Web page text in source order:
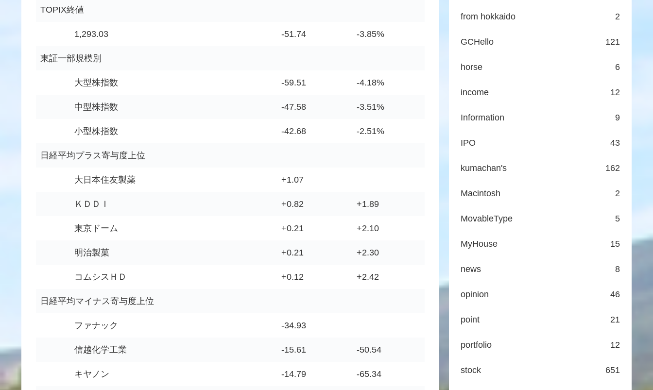
TOPIX終値
1,293.03 -51.74 -3.85%
東証一部規模別
大型株指数 -59.51 -4.18%
中型株指数 -47.58 -3.51%
小型株指数 -42.68 -2.51%
日経平均プラス寄与度上位
大日本住友製薬 +1.07
ＫＤＤＩ +0.82 +1.89
東京ドーム +0.21 +2.10
明治製菓 +0.21 +2.30
コムシスＨＤ +0.12 +2.42
日経平均マイナス寄与度上位
ファナック -34.93
信越化学工業 -15.61 -50.54
キヤノン -14.79 -65.34
from hokkaido 2
GCHello 121
horse 6
income 12
Information 9
IPO 43
kumachan's 162
Macintosh 2
MovableType 5
MyHouse 15
news 8
opinion 46
point 21
portfolio 12
stock 651